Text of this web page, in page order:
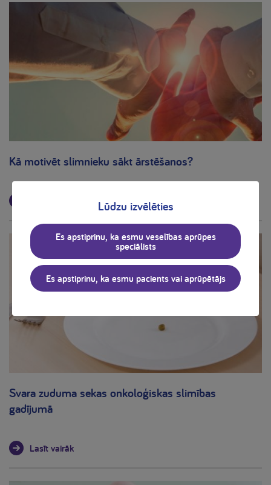
Kā motivēt slimnieku sākt ārstēšanos?
Svara zuduma sekas onkoloģiskas slimības
gadījumā
Lasīt vairāk
Lūdzu izvēlēties
Es apstiprinu, ka esmu veselības aprūpes
speciālists
Es apstiprinu, ka esmu pacients vai aprūpētājs